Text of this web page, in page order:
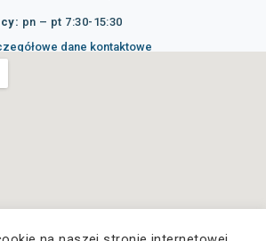
pn – pt 7:30-15:30
dane kontaktowe